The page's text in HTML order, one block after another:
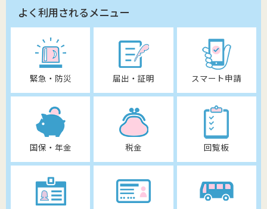
よく利用されるメニュー
緊急・防災 届出・証明 スマート申請
国保・年金 税金 回覧板